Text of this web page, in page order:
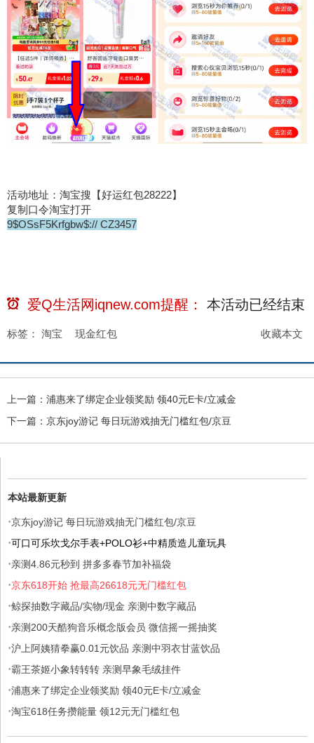
活动地址：淘宝搜【好运红包28222】
复制口令淘宝打开
9$OSsF5Krfgbw$:// CZ3457
爱Q生活网iqnew.com提醒： 本活动已经结束
收藏本文
标签： 淘宝 现金红包
上一篇： 浦惠来了绑定企业领奖励 领40元E卡/立减金
下一篇： 京东joy游记 每日玩游戏抽无门槛红包/京豆
本站最新更新
·京东joy游记 每日玩游戏抽无门槛红包/京豆
·可口可乐坎戈尔手表+POLO衫+中精质造儿童玩具
·亲测4.86元秒到 拼多多春节加补福袋
·京东618开始 抢最高26618元无门槛红包
·鲸探抽数字藏品/实物/现金 亲测中数字藏品
·亲测200天酷狗音乐概念版会员 微信摇一摇抽奖
·沪上阿姨猜拳赢0.01元饮品 亲测中羽衣甘蓝饮品
·霸王茶姬小象转转转 亲测早象毛绒挂件
·浦惠来了绑定企业领奖励 领40元E卡/立减金
·淘宝618任务攒能量 领12元无门槛红包